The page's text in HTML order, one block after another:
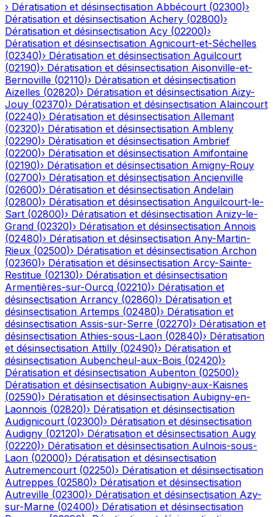
› Dératisation et désinsectisation Abbécourt (02300)›
Dératisation et désinsectisation Achery (02800)›
Dératisation et désinsectisation Acy (02200)›
Dératisation et désinsectisation Agnicourt-et-Séchelles
(02340)› Dératisation et désinsectisation Aguilcourt
(02190)› Dératisation et désinsectisation Aisonville-et-
Bernoville (02110)› Dératisation et désinsectisation
Aizelles (02820)› Dératisation et désinsectisation Aizy-
Jouy (02370)› Dératisation et désinsectisation Alaincourt
(02240)› Dératisation et désinsectisation Allemant
(02320)› Dératisation et désinsectisation Ambleny
(02290)› Dératisation et désinsectisation Ambrief
(02200)› Dératisation et désinsectisation Amifontaine
(02190)› Dératisation et désinsectisation Amigny-Rouy
(02700)› Dératisation et désinsectisation Ancienville
(02600)› Dératisation et désinsectisation Andelain
(02800)› Dératisation et désinsectisation Anguilcourt-le-
Sart (02800)› Dératisation et désinsectisation Anizy-le-
Grand (02320)› Dératisation et désinsectisation Annois
(02480)› Dératisation et désinsectisation Any-Martin-
Rieux (02500)› Dératisation et désinsectisation Archon
(02360)› Dératisation et désinsectisation Arcy-Sainte-
Restitue (02130)› Dératisation et désinsectisation
Armentières-sur-Ourcq (02210)› Dératisation et
désinsectisation Arrancy (02860)› Dératisation et
désinsectisation Artemps (02480)› Dératisation et
désinsectisation Assis-sur-Serre (02270)› Dératisation et
désinsectisation Athies-sous-Laon (02840)› Dératisation
et désinsectisation Attilly (02490)› Dératisation et
désinsectisation Aubencheul-aux-Bois (02420)›
Dératisation et désinsectisation Aubenton (02500)›
Dératisation et désinsectisation Aubigny-aux-Kaisnes
(02590)› Dératisation et désinsectisation Aubigny-en-
Laonnois (02820)› Dératisation et désinsectisation
Audignicourt (02300)› Dératisation et désinsectisation
Audigny (02120)› Dératisation et désinsectisation Augy
(02220)› Dératisation et désinsectisation Aulnois-sous-
Laon (02000)› Dératisation et désinsectisation
Autremencourt (02250)› Dératisation et désinsectisation
Autreppes (02580)› Dératisation et désinsectisation
Autreville (02300)› Dératisation et désinsectisation Azy-
sur-Marne (02400)› Dératisation et désinsectisation